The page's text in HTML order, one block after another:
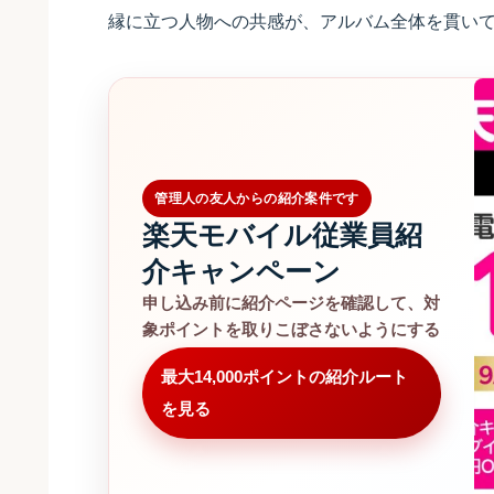
縁に立つ人物への共感が、アルバム全体を貫い
管理人の友人からの紹介案件です
楽天モバイル従業員紹
介キャンペーン
申し込み前に紹介ページを確認して、対
象ポイントを取りこぼさないようにする
最大14,000ポイントの紹介ルート
を見る